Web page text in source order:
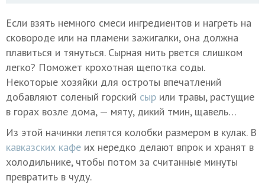
Если взять немного смеси ингредиентов и нагреть на
сковороде или на пламени зажигалки, она должна
плавиться и тянуться. Сырная нить рвется слишком
легко? Поможет крохотная щепотка соды.
Некоторые хозяйки для остроты впечатлений
добавляют соленый горский сыр или травы, растущие
в горах возле дома, — мяту, дикий тмин, щавель…
Из этой начинки лепятся колобки размером в кулак. В
кавказских кафе их нередко делают впрок и хранят в
холодильнике, чтобы потом за считанные минуты
превратить в чуду.